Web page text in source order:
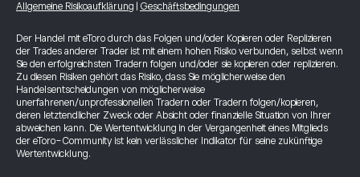
Allgemeine Risikoaufklärung Geschäftsbedingungen
Der Handel mit eToro durch das Folgen und/oder Kopieren oder Replizieren
der Trades anderer Trader ist mit einem hohen Risiko verbunden, selbst wenn
Sie den erfolgreichsten Tradern folgen und/oder sie kopieren oder replizieren.
Zu diesen Risiken gehört das Risiko, dass Sie möglicherweise den
Handelsentscheidungen von möglicherweise
unerfahrenen/unprofessionellen Tradern oder Tradern folgen/kopieren,
deren letztendlicher Zweck oder Absicht oder finanzielle Situation von Ihrer
abweichen kann. Die Wertentwicklung in der Vergangenheit eines Mitglieds
der eToro-Community ist kein verlässlicher Indikator für seine zukünftige
Wertentwicklung.